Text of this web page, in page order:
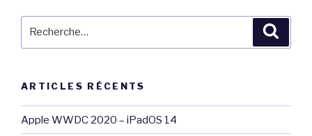
ARTICLES RÉCENTS
Apple WWDC 2020 – iPadOS 14